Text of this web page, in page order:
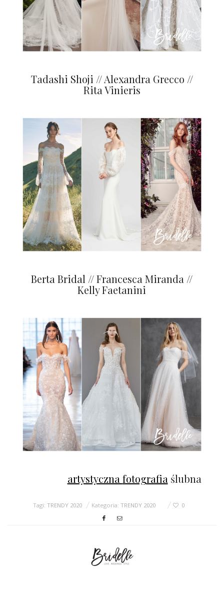
Tadashi Shoji // Alexandra Grecco //
Rita Vinieris
Berta Bridal // Francesca Miranda //
Kelly Faetanini
artystycznafotografiaślubna
Tagi: TRENDY 2020 Kategoria: TRENDY 2020 0